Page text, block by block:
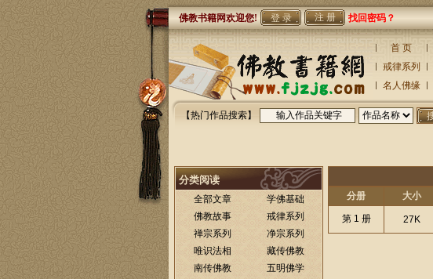
佛教书籍网欢迎您! 注 册 找回密码？
首 页
戒律系列
名人佛缘
【热门作品搜索】
分类阅读
全部文章
学佛基础
佛教故事
戒律系列
禅宗系列
净宗系列
唯识法相
藏传佛教
南传佛教
五明佛学
分册 大小
第 1 册 27K